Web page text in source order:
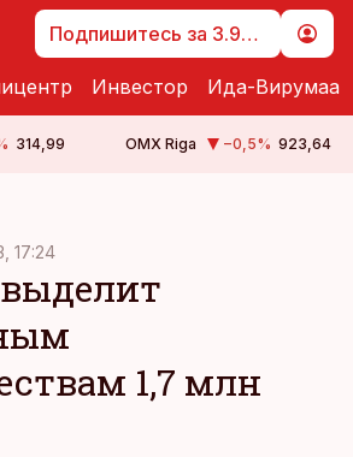
Подпишитесь за 3.99 €
Инвестор Ида-Вирумаа
314,99 OMX Riga −0,5% 923,64
17:24
1,7 млн